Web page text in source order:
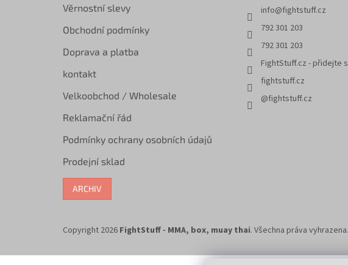
Věrnostní slevy
Obchodní podmínky
Doprava a platba
kontakt
Velkoobchod / Wholesale
Reklamační řád
Podmínky ochrany osobních údajů
Prodejní sklad
ARCHIV
info@fightstuff.cz
792 301 203
792 301 203
FightStuff.cz - přidejte
fightstuff.cz
@fightstuff.cz
Copyright 2026 FightStuff - MMA, box, muay thai. Všechna práva vyhrazena.